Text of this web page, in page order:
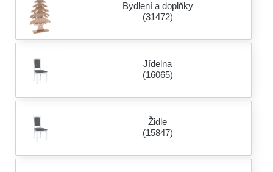
Bydlení a doplňky
(31472)
Jídelna
(16065)
Židle
(15847)